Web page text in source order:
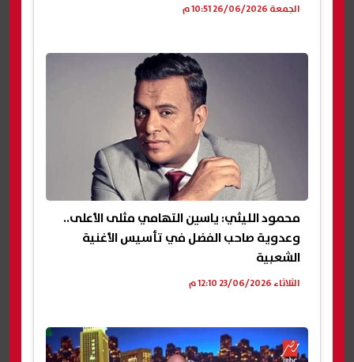
الجمعة 26/06/2026 10:51 م
محمود الليثي: ياسين التهامي مثلى الأعلى..
وعدوية صاحب الفضل في تأسيس الأغنية
الشعبية
الثلاثاء 23/06/2026 12:10 م